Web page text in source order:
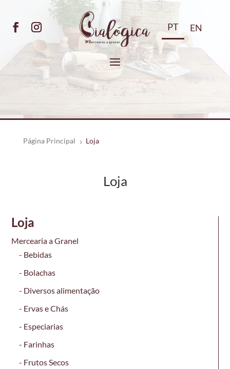
PT EN
Página Principal 5 Loja
Loja
Loja
Mercearia a Granel
Bebidas
Bolachas
Diversos alimentação
Ervas e Chás
Especiarias
Farinhas
Frutos Secos